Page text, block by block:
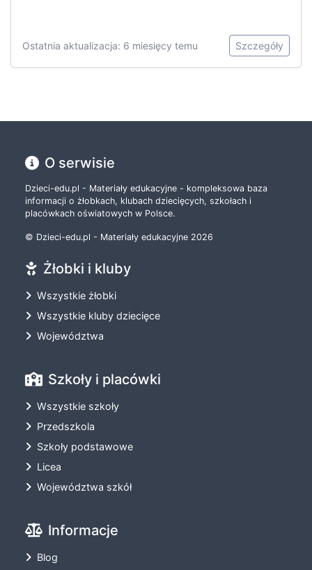
Ostatnia aktualizacja: 6 miesięcy temu Szczegóły
O serwisie
Dzieci-edu.pl - Materiały edukacyjne - kompleksowa baza
informacji o żłobkach, klubach dziecięcych, szkołach i
placówkach oświatowych w Polsce.
© Dzieci-edu.pl - Materiały edukacyjne 2026
Żłobki i kluby
Wszystkie żłobki
Wszystkie kluby dziecięce
Województwa
Szkoły i placówki
Wszystkie szkoły
Przedszkola
Szkoły podstawowe
Licea
Województwa szkół
Informacje
Blog